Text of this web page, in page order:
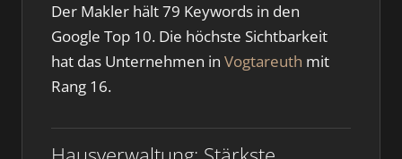
Der Makler hält 79 Keywords in den
Google Top 10. Die höchste Sichtbarkeit
hat das Unternehmen in Vogtareuth mit
Rang 16.